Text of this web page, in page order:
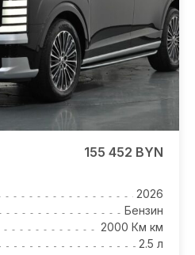
155 452 BYN
2026
Бензин
2000 Км км
2.5 л